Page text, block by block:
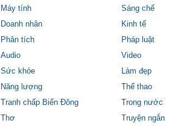
Máy tính Sáng chế
Doanh nhân Kinh tế
Phân tích Pháp luật
Audio Video
Sức khỏe Làm đẹp
Năng lượng Thể thao
Tranh chấp Biển Đông Trong nước
Thơ Truyện ngắn